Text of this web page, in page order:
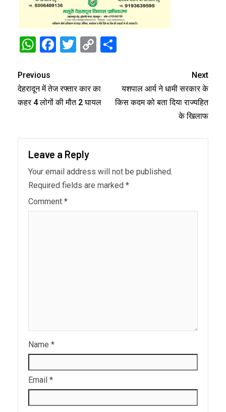
WhatsApp
Facebook
Twitter
Copy
Previous
देहरादून में तेज रफ्तार कार का
कहर 4 लोगों की मौत 2 घायल
Next
यशपाल आर्य ने धामी सरकार के
किस कदम को बता दिया राज्यहित
के खिलाफ
Leave a Reply
Your email address will not be published.
Required fields are marked *
Comment *
Name *
Email *